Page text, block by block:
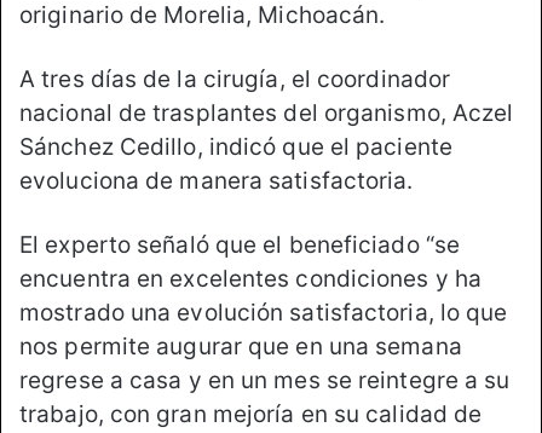
originario de Morelia, Michoacán.
A tres días de la cirugía, el coordinador
nacional de trasplantes del organismo, Aczel
Sánchez Cedillo, indicó que el paciente
evoluciona de manera satisfactoria.
El experto señaló que el beneficiado “se
encuentra en excelentes condiciones y ha
mostrado una evolución satisfactoria, lo que
nos permite augurar que en una semana
regrese a casa y en un mes se reintegre a su
trabajo, con gran mejoría en su calidad de